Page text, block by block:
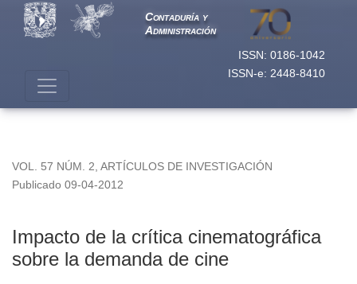
ISSN: 0186-1042
ISSN-e: 2448-8410
Contaduría y
Administración
VOL. 57 NÚM. 2 ARTÍCULOS DE INVESTIGACIÓN
Impacto de la crítica cinematográfica
sobre la demanda de cine
Publicado 09-04-2012